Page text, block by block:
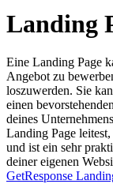
Landing
Eine Landing Page
Angebot zu
loszuwerden. Sie
einen
deines
Landing Page
und ist ein sehr
deiner eigenen
GetResponse